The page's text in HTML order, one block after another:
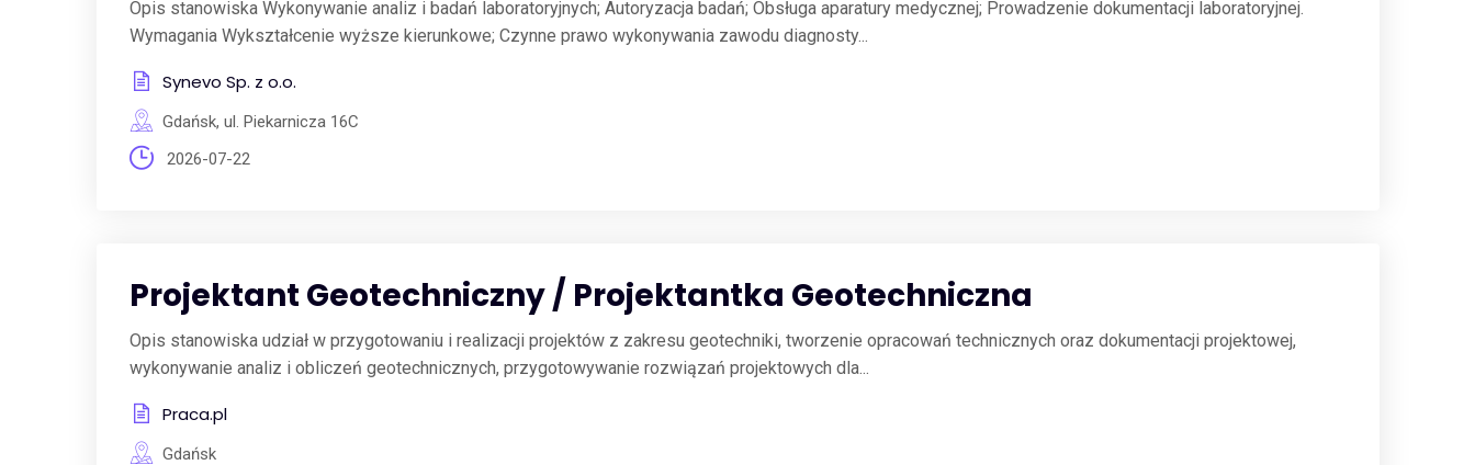
Opis stanowiska Wykonywanie analiz i badań laboratoryjnych; Autoryzacja badań; Obsługa aparatury medycznej; Prowadzenie dokumentacji laboratoryjnej.
Wymagania Wykształcenie wyższe kierunkowe; Czynne prawo wykonywania zawodu diagnosty...
Synevo Sp. z o.o.
Gdańsk, ul. Piekarnicza 16C
2026-07-22
Projektant Geotechniczny / Projektantka Geotechniczna
Opis stanowiska udział w przygotowaniu i realizacji projektów z zakresu geotechniki, tworzenie opracowań technicznych oraz dokumentacji projektowej,
wykonywanie analiz i obliczeń geotechnicznych, przygotowywanie rozwiązań projektowych dla...
Praca.pl
Gdańsk